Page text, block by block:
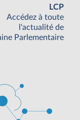
LCP
Accédez à toute
l'actualité de
Parlementaire